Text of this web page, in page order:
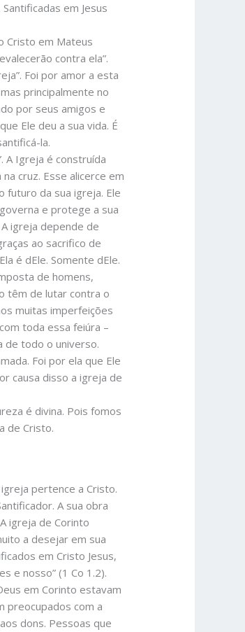
em Jesus
Cristo em Mateus
contra ela”.
Foi por amor a esta
principalmente no
por seus amigos e
Ele deu a sua vida. É
la.
A Igreja é construída
cruz. Esse alicerce em
futuro da sua igreja. Ele
e protege a sua
igreja depende de
ao sacrifico de
é dEle. Somente dEle.
de homens,
têm de lutar contra o
muitas imperfeições
toda essa feiúra –
de todo o universo.
Foi por ela que Ele
causa disso a igreja de
é divina. Pois fomos
de Cristo.
pertence a Cristo.
A sua obra
igreja de Corinto
a desejar em sua
em Cristo Jesus,
e nosso” (1 Co 1.2).
em Corinto estavam
preocupados com a
dons. Pessoas que